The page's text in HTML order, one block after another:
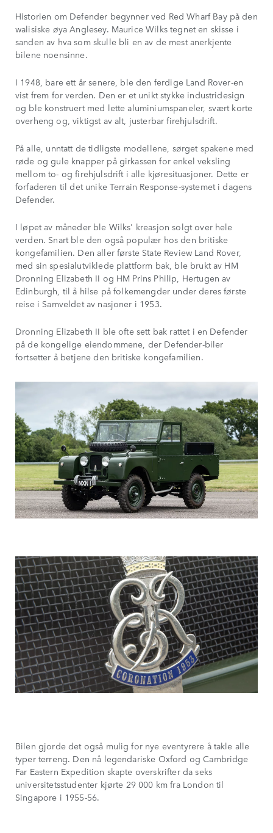
Historien om Defender begynner ved Red Wharf Bay på den
walisiske øya Anglesey. Maurice Wilks tegnet en skisse i
sanden av hva som skulle bli en av de mest anerkjente
bilene noensinne.
I 1948, bare ett år senere, ble den ferdige Land Rover-en
vist frem for verden. Den er et unikt stykke industridesign
og ble konstruert med lette aluminiumspaneler, svært korte
overheng og, viktigst av alt, justerbar firehjulsdrift.
På alle, unntatt de tidligste modellene, sørget spakene med
røde og gule knapper på girkassen for enkel veksling
mellom to- og firehjulsdrift i alle kjøresituasjoner. Dette er
forfaderen til det unike Terrain Response-systemet i dagens
Defender.
I løpet av måneder ble Wilks' kreasjon solgt over hele
verden. Snart ble den også populær hos den britiske
kongefamilien. Den aller første State Review Land Rover,
med sin spesialutviklede plattform bak, ble brukt av HM
Dronning Elizabeth II og HM Prins Philip, Hertugen av
Edinburgh, til å hilse på folkemengder under deres første
reise i Samveldet av nasjoner i 1953.
Dronning Elizabeth II ble ofte sett bak rattet i en Defender
på de kongelige eiendommene, der Defender-biler
fortsetter å betjene den britiske kongefamilien.
Bilen gjorde det også mulig for nye eventyrere å takle alle
typer terreng. Den nå legendariske Oxford og Cambridge
Far Eastern Expedition skapte overskrifter da seks
universitetsstudenter kjørte 29 000 km fra London til
Singapore i 1955-56.